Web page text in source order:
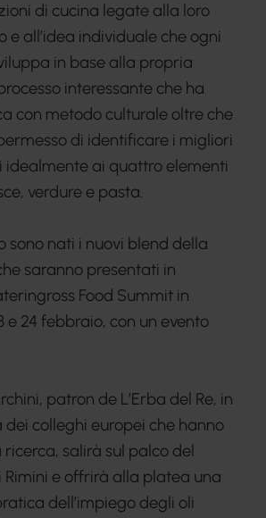
di cucina legate alla loro
e all’idea individuale che ogni
in base alla propria
interessante che ha
con metodo culturale oltre che
di identificare i migliori
ai quattro elementi
verdure e pasta.
sono nati i nuovi blend della
saranno presentati in
Food Summit in
e 24 febbraio, con un evento
patron de L’Erba del Re, in
colleghi europei che hanno
salirà sul palco del
Rimini e offrirà alla platea una
dell’impiego degli oli